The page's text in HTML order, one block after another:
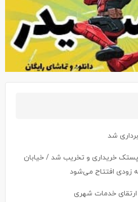
پستک خریداری و تخریب شد / خیابان
ارتقای خدمات شهری
سریال ابرقهرمانی ایران